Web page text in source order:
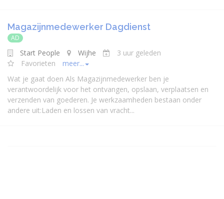
Magazijnmedewerker Dagdienst
AD
Start People Wijhe
3 uur geleden
Favorieten
meer...
Wat je gaat doen Als Magazijnmedewerker ben je
verantwoordelijk voor het ontvangen, opslaan, verplaatsen en
verzenden van goederen. Je werkzaamheden bestaan onder
andere uit:Laden en lossen van vracht...